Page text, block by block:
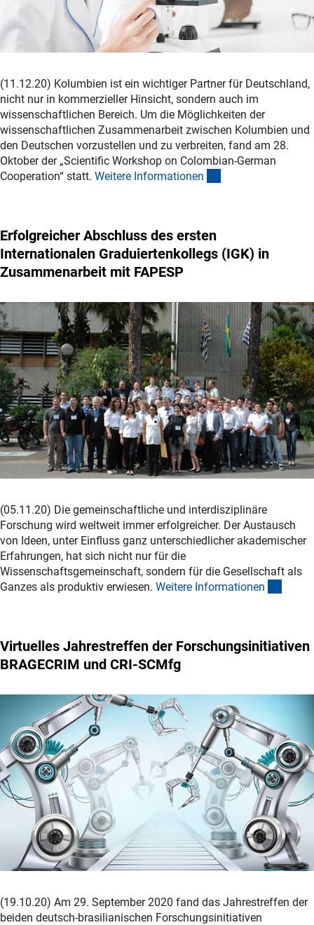
(11.12.20) Kolumbien ist ein wichtiger Partner für Deutschland,
nicht nur in kommerzieller Hinsicht, sondern auch im
wissenschaftlichen Bereich. Um die Möglichkeiten der
wissenschaftlichen Zusammenarbeit zwischen Kolumbien und
den Deutschen vorzustellen und zu verbreiten, fand am 28.
Oktober der „Scientific Workshop on Colombian-German
Cooperation“ statt. Weitere Informationen
Erfolgreicher Abschluss des ersten
Internationalen Graduiertenkollegs (IGK) in
Zusammenarbeit mit FAPESP
(05.11.20) Die gemeinschaftliche und interdisziplinäre
Forschung wird weltweit immer erfolgreicher. Der Austausch
von Ideen, unter Einfluss ganz unterschiedlicher akademischer
Erfahrungen, hat sich nicht nur für die
Wissenschaftsgemeinschaft, sondern für die Gesellschaft als
Ganzes als produktiv erwiesen. Weitere Informationen
Virtuelles Jahrestreffen der Forschungsinitiativen
BRAGECRIM und CRI-SCMfg
(19.10.20) Am 29. September 2020 fand das Jahrestreffen der
beiden deutsch-brasilianischen Forschungsinitiativen